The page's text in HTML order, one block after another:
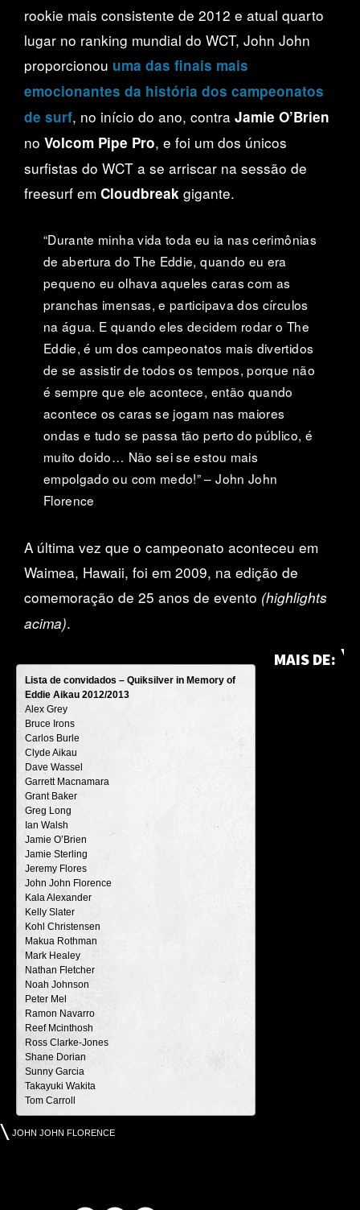
rookie mais consistente de 2012 e atual quarto
lugar no ranking mundial do WCT, John John
proporcionou uma das finais mais
emocionantes da história dos campeonatos
de surf, no início do ano, contra Jamie O’Brien
no Volcom Pipe Pro, e foi um dos únicos
surfistas do WCT a se arriscar na sessão de
freesurf em Cloudbreak gigante.
“Durante minha vida toda eu ia nas cerimônias
de abertura do The Eddie, quando eu era
pequeno eu olhava aqueles caras com as
pranchas imensas, e participava dos círculos
na água. E quando eles decidem rodar o The
Eddie, é um dos campeonatos mais divertidos
de se assistir de todos os tempos, porque não
é sempre que ele acontece, então quando
acontece os caras se jogam nas maiores
ondas e tudo se passa tão perto do público, é
muito doido… Não sei se estou mais
empolgado ou com medo!” – John John
Florence
A última vez que o campeonato aconteceu em
Waimea, Hawaii, foi em 2009, na edição de
comemoração de 25 anos de evento (highlights
acima).
Lista de convidados – Quiksilver in Memory of
Eddie Aikau 2012/2013
Alex Grey
Bruce Irons
Carlos Burle
Clyde Aikau
Dave Wassel
Garrett Macnamara
Grant Baker
Greg Long
Ian Walsh
Jamie O’Brien
Jamie Sterling
Jeremy Flores
John John Florence
Kala Alexander
Kelly Slater
Kohl Christensen
Makua Rothman
Mark Healey
Nathan Fletcher
Noah Johnson
Peter Mel
Ramon Navarro
Reef Mcinthosh
Ross Clarke-Jones
Shane Dorian
Sunny Garcia
Takayuki Wakita
Tom Carroll
MAIS DE:
JOHN JOHN FLORENCE